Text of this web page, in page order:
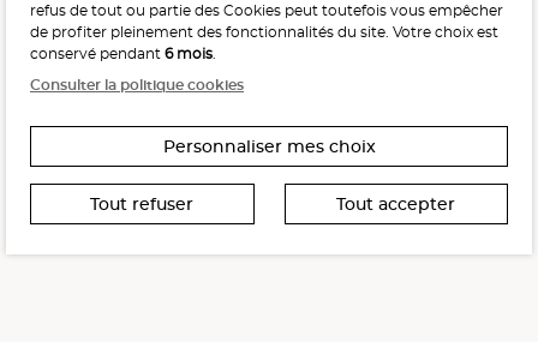
Interdiction de vente de boissons alcooliques
aux mineurs de moins de 18 ans
La preuve de majorité de l’acheteur est exigée au moment
de la vente en ligne.
refus de tout ou partie des Cookies peut toutefois vous empêcher
de profiter pleinement des fonctionnalités du site. Votre choix est
conservé pendant 6 mois.
Consulter la politique cookies
Personnaliser mes choix
Tout refuser Tout accepter